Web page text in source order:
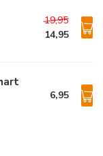
19,95
14,95
6,95